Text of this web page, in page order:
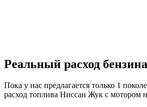
Реальный расход
Пока у нас предлагается только 1
расход топлива Ниссан Жук с мотором